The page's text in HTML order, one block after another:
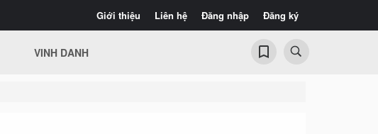
Giới thiệu Liên hệ Đăng nhập Đăng ký
VINH DANH